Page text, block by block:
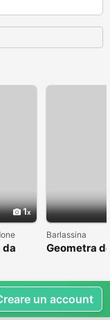
1
da
Barlassina
Geometra
un account